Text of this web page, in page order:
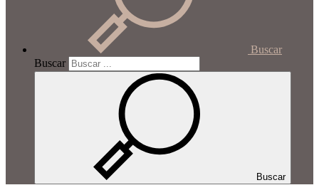
Buscar
Buscar
Buscar